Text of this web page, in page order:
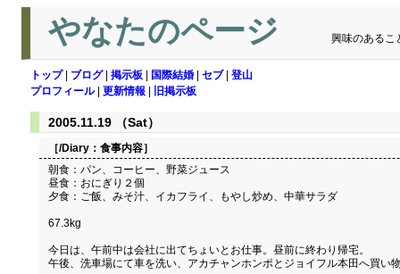
やなたのページ 興味のあるこ
トップ| ブログ| 掲示板 国際結婚 セブ| 登山
プロフィール| 更新情報 旧掲示板
2005.11.19 （Sat）
［/Diary： 食事内容］
朝食：パン、コーヒー、野菜ジュース
昼食：おにぎり２個
夕食：ご飯、みそ汁、イカフライ、もやし炒め、中華サラダ
67.3kg
今日は、午前中は会社に出てちょいとお仕事。昼前に終わり帰宅。
午後、洗車場にて車を洗い、アカチャンホンポとジョイフル本田へ買い